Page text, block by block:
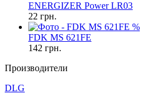
ENERGIZER Power LR03
22 грн.
%
FDK MS 621FE
142 грн.
Производители
DLG